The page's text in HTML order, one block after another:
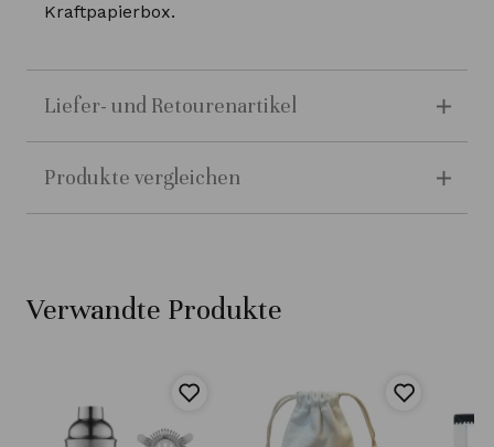
Kraftpapierbox.
Liefer- und Retourenartikel
Produkte vergleichen
Verwandte Produkte